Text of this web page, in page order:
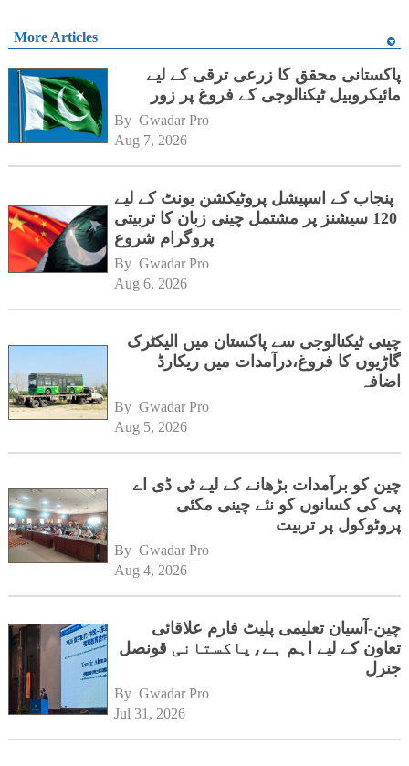
More Articles
پاکستانی محقق کا زرعی ترقی کے لیے
مائیکروبیل ٹیکنالوجی کے فروغ پر زور
By Gwadar Pro
Aug 7, 2026
پنجاب کے اسپیشل پروٹیکشن یونٹ کے لیے
120 سیشنز پر مشتمل چینی زبان کا تربیتی
پروگرام شروع
By Gwadar Pro
Aug 6, 2026
چینی ٹیکنالوجی سے پاکستان میں الیکٹرک
گاڑیوں کا فروغ،درآمدات میں ریکارڈ
اضافہ
By Gwadar Pro
Aug 5, 2026
چین کو برآمدات بڑھانے کے لیے ٹی ڈی اے
پی کی کسانوں کو نئے چینی مکئی
پروٹوکول پر تربیت
By Gwadar Pro
Aug 4, 2026
چین-آسیان تعلیمی پلیٹ فارم علاقائی
تعاون کے لیے اہم ہے،پاکستانی قونصل
جنرل
By Gwadar Pro
Jul 31, 2026